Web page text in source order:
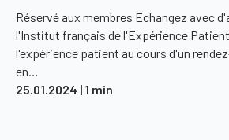
Réservé aux membres Echangez avec
l'Institut français de l'Expérience
l'expérience patient au cours d'un
en…
25.01.2024 | 1 min